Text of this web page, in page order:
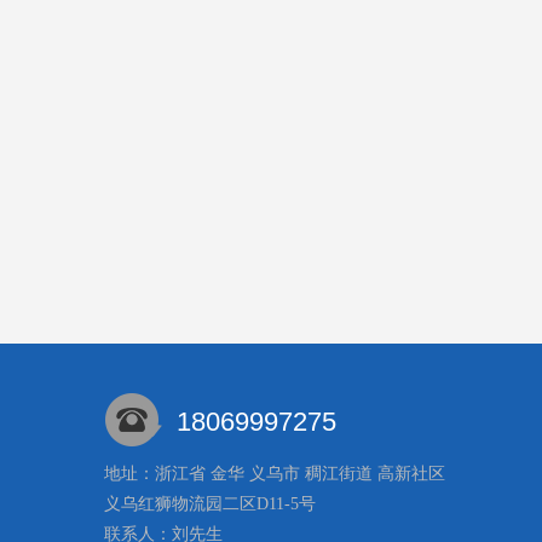
18069997275
地址：浙江省 金华 义乌市 稠江街道 高新社区
义乌红狮物流园二区D11-5号
联系人：刘 先生